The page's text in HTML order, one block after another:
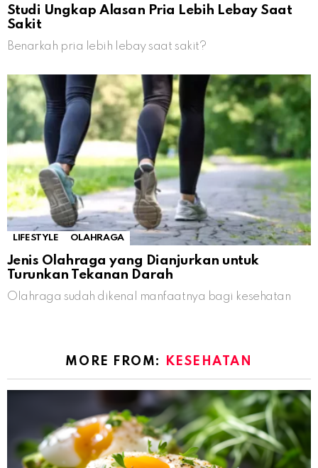
Studi Ungkap Alasan Pria Lebih Lebay Saat
Sakit
Benarkah pria lebih lebay saat sakit?
LIFESTYLE OLAHRAGA
Jenis Olahraga yang Dianjurkan untuk
Turunkan Tekanan Darah
Olahraga sudah dikenal manfaatnya bagi kesehatan
MORE FROM: KESEHATAN